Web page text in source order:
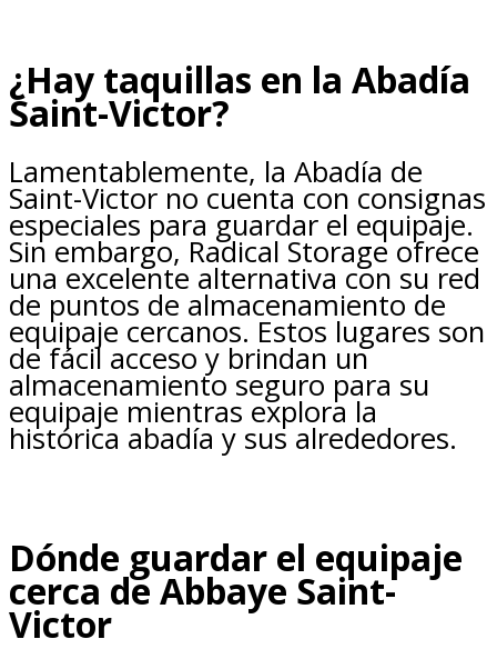
¿Hay taquillas en la Abadía
Saint-Victor?
Lamentablemente, la Abadía de
Saint-Victor no cuenta con consignas
especiales para guardar el equipaje.
Sin embargo, Radical Storage ofrece
una excelente alternativa con su red
de puntos de almacenamiento de
equipaje cercanos. Estos lugares son
de fácil acceso y brindan un
almacenamiento seguro para su
equipaje mientras explora la
histórica abadía y sus alrededores.
Dónde guardar el equipaje
cerca de Abbaye Saint-
Victor